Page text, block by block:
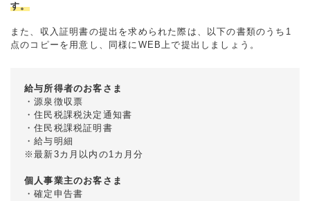
す。
また、収入証明書の提出を求められた際は、以下の書類のうち1
点のコピーを用意し、同様にWEB上で提出しましょう。
給与所得者のお客さま
・源泉徴収票
・住民税課税決定通知書
・住民税課税証明書
・給与明細
※最新3カ月以内の1カ月分
個人事業主のお客さま
・確定申告書